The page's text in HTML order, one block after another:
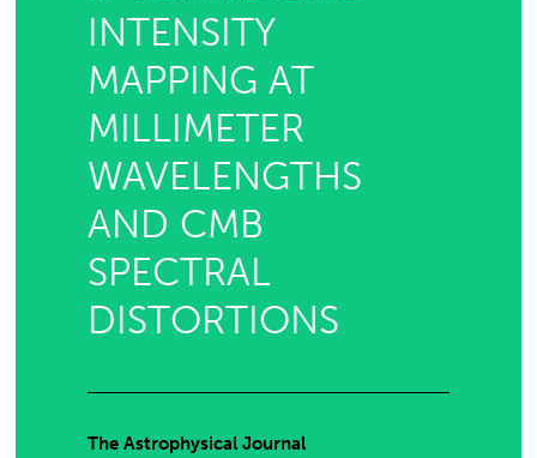
INTENSITY
MAPPING AT
MILLIMETER
WAVELENGTHS
AND CMB
SPECTRAL
DISTORTIONS
The Astrophysical Journal